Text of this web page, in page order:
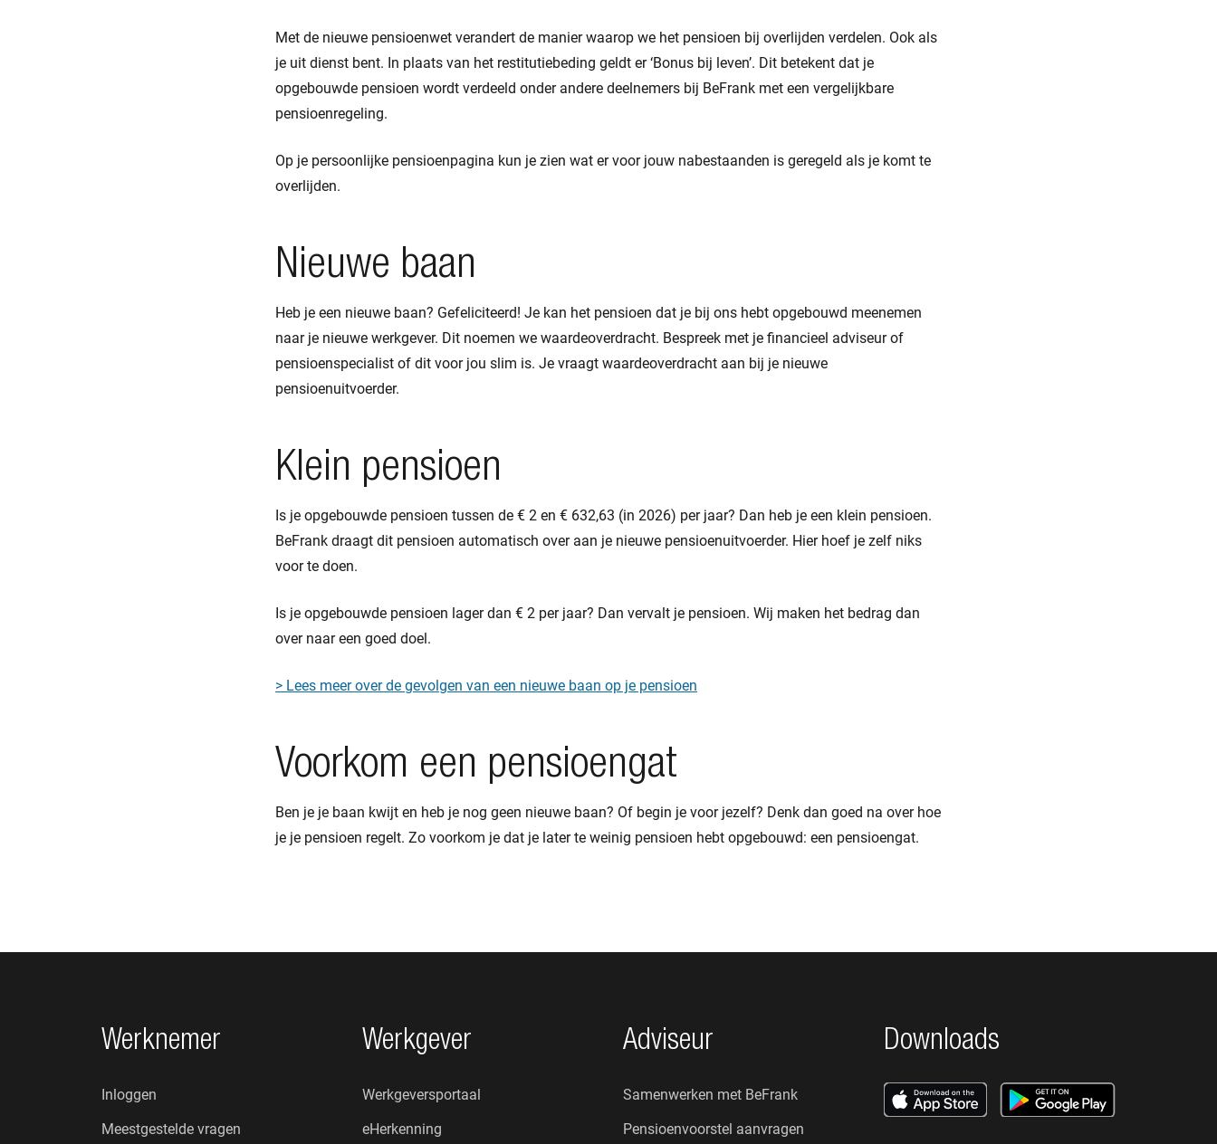
Met de nieuwe pensioenwet verandert de manier waarop we het pensioen bij overlijden verdelen. Ook als
je uit dienst bent. In plaats van het restitutiebeding geldt er ‘Bonus bij leven’. Dit betekent dat je
opgebouwde pensioen wordt verdeeld onder andere deelnemers bij BeFrank met een vergelijkbare
pensioenregeling.
Op je persoonlijke pensioenpagina kun je zien wat er voor jouw nabestaanden is geregeld als je komt te
overlijden.
Nieuwe baan
Heb je een nieuwe baan? Gefeliciteerd! Je kan het pensioen dat je bij ons hebt opgebouwd meenemen
naar je nieuwe werkgever. Dit noemen we waardeoverdracht. Bespreek met je financieel adviseur of
pensioenspecialist of dit voor jou slim is. Je vraagt waardeoverdracht aan bij je nieuwe
pensioenuitvoerder.
Klein pensioen
Is je opgebouwde pensioen tussen de € 2 en € 632,63 (in 2026) per jaar? Dan heb je een klein pensioen.
BeFrank draagt dit pensioen automatisch over aan je nieuwe pensioenuitvoerder. Hier hoef je zelf niks
voor te doen.
Is je opgebouwde pensioen lager dan € 2 per jaar? Dan vervalt je pensioen. Wij maken het bedrag dan
over naar een goed doel.
> Lees meer over de gevolgen van een nieuwe baan op je pensioen
Voorkom een pensioengat
Ben je je baan kwijt en heb je nog geen nieuwe baan? Of begin je voor jezelf? Denk dan goed na over hoe
je je pensioen regelt. Zo voorkom je dat je later te weinig pensioen hebt opgebouwd: een pensioengat.
Footer navigatie
Werknemer
Inloggen
Meestgestelde vragen
Werkgever
Werkgeversportaal
eHerkenning
Adviseur
Samenwerken met BeFrank
Pensioenvoorstel aanvragen
Downloads